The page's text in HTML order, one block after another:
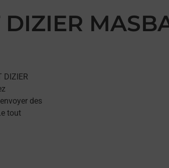
DIZIER
des
tout